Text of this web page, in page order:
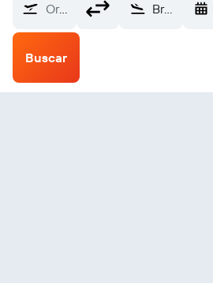
Origen Brownsville South Padre Is. Intl (BRO)
Buscar